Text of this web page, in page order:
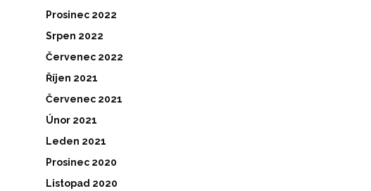
Prosinec 2022
Srpen 2022
Červenec 2022
Říjen 2021
Červenec 2021
Únor 2021
Leden 2021
Prosinec 2020
Listopad 2020